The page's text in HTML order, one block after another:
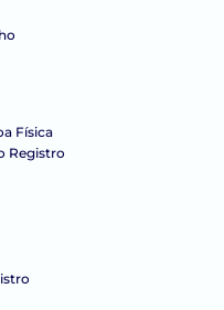
Física
Registro